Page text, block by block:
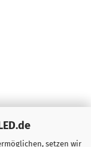
setzen wir